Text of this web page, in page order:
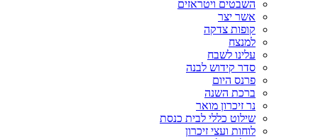
השבטים ויטראזים
אשר יצר
קופות צדקה
למנצח
עלינו לשבח
סדר קידוש לבנה
פרנס היום
ברכת השנה
נר זיכרון מואר
שילוט כללי לבית כנסת
לוחות ועצי זיכרון